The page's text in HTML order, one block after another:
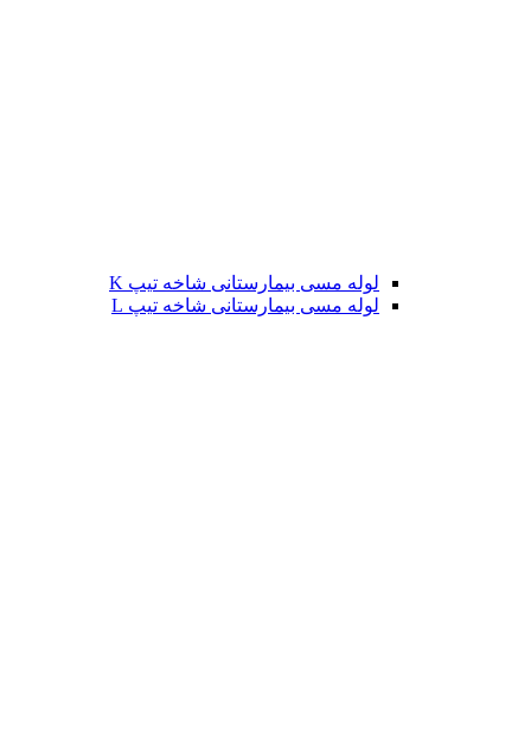
لوله مسی بیمارستانی شاخه تیپ K
لوله مسی بیمارستانی شاخه تیپ L